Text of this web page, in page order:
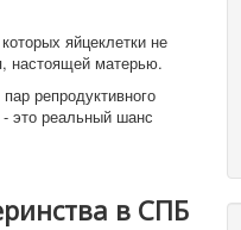
яйцеклетки не
настоящей матерью.
репродуктивного
это реальный шанс
в СПБ